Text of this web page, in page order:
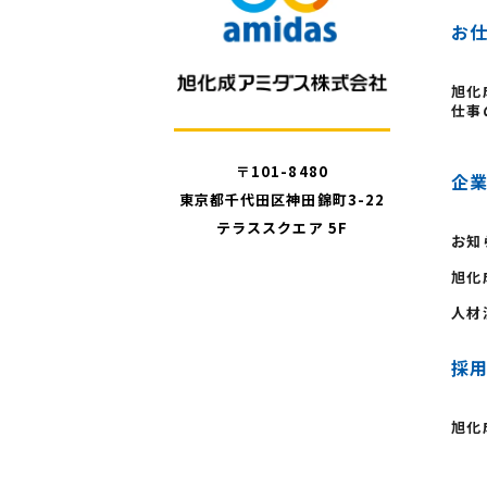
〒101-8480
東京都千代田区神田錦町3-22
テラススクエア 5F
お
旭化
仕事
企
お知
旭化
人材
採
旭化